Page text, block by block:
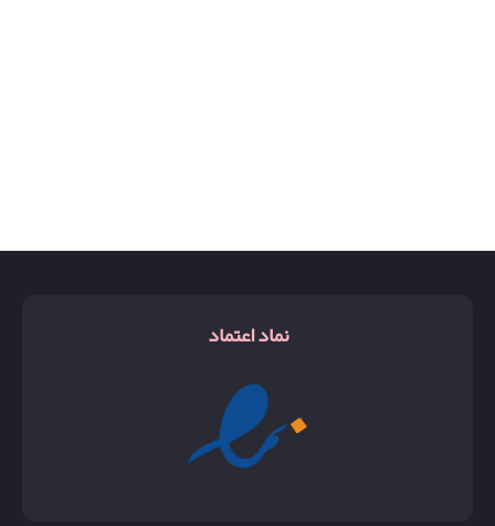
نماد اعتماد